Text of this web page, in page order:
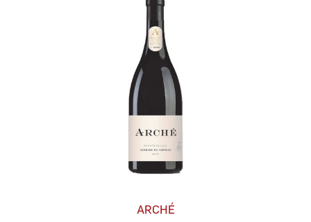
ARCHÉ